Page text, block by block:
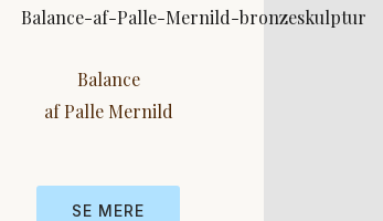
Balance
af Palle Mernild
SE MERE